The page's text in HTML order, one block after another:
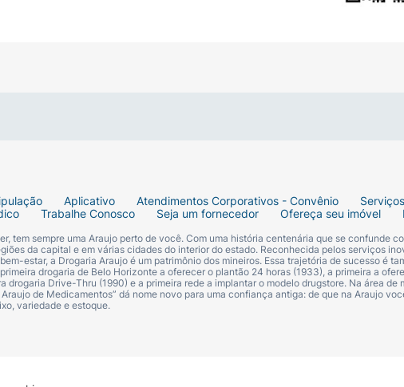
Aplicativo Atendimentos Corporativos - Convênio
Trabalhe Conosco Seja um fornecedor Ofereça seu imóvel
tem sempre uma Araujo perto de você. Com uma história centenária que se confunde
da capital e em várias cidades do interior do estado. Reconhecida pelos serviços
estar, a Drogaria Araujo é um patrimônio dos mineiros. Essa trajetória de sucesso é
drogaria de Belo Horizonte a oferecer o plantão 24 horas (1933), a primeira a
drogaria Drive-Thru (1990) e a primeira rede a implantar o modelo drugstore. Na área de
de Medicamentos” dá nome novo para uma confiança antiga: de que na Araujo
variedade e estoque.